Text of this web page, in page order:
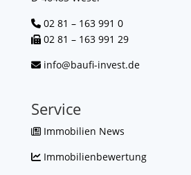
02 81 – 163 991 0
02 81 – 163 991 29
info@baufi-invest.de
Service
Immobilien News
Immobilienbewertung